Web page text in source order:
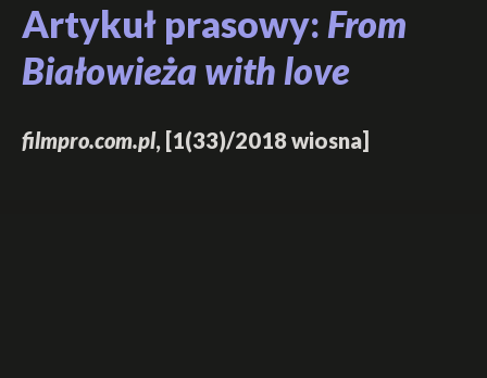
Artykuł prasowy: From
Białowieża with love
filmpro.com.pl, [1(33)/2018 wiosna]